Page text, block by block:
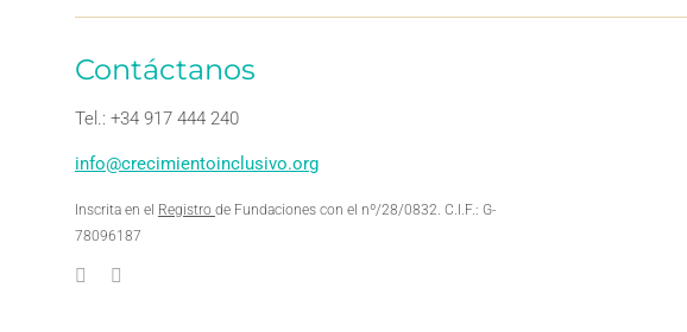
Contáctanos
Tel.: +34 917 444 240
info@crecimientoinclusivo.org
Inscrita en el Registro de Fundaciones con el nº/28/0832. C.I.F.: G-
78096187